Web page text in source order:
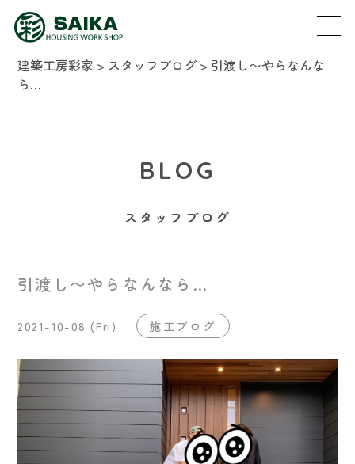
建築工房彩家 > スタッフブログ > 引渡し〜やらなんな
ら…
BLOG
スタッフブログ
引渡し〜やらなんなら…
2021-10-08 (Fri) 施工ブログ